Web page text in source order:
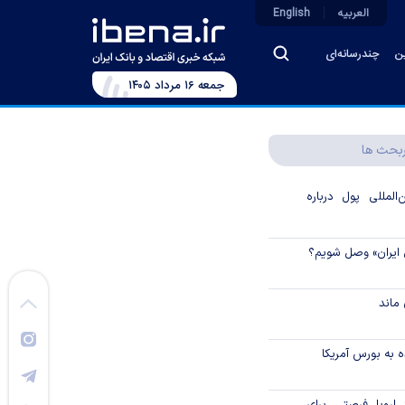
چندرسانه‌ای
العربیه English
جمعه ۱۶ مرداد ۱۴۰۵
ها
پول درباره
وصل شویم؟
به بورس آمریکا